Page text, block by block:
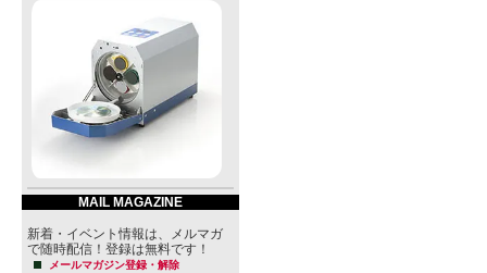
MAIL MAGAZINE
新着・イベント情報は、メルマガ
で随時配信！登録は無料です！
メールマガジン登録・解除